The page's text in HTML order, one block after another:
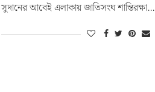
সুদানের আবেই এলাকায় জাতিসংঘ শান্তিরক্ষা…